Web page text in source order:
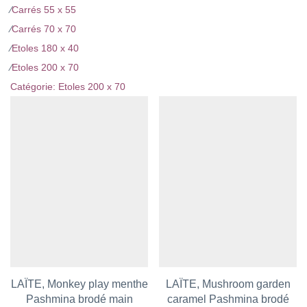
⁄Carrés 55 x 55
⁄Carrés 70 x 70
⁄Etoles 180 x 40
⁄Etoles 200 x 70
Catégorie: Etoles 200 x 70
LAÏTE, Monkey play menthe
Pashmina brodé main
Ajouter aux favoris
LAÏTE, Mushroom garden
caramel Pashmina brodé